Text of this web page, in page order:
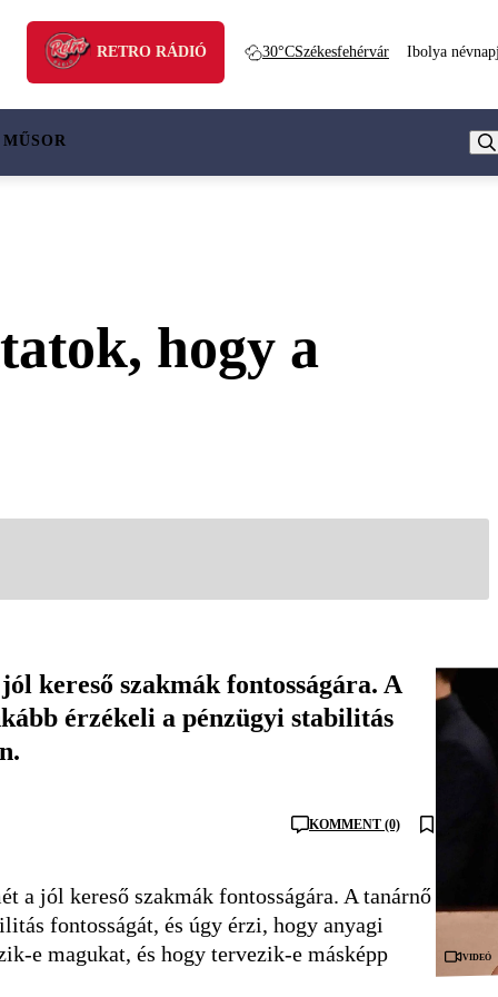
RETRO RÁDIÓ 30°CSzékesfehérvár Ibolya
hogy a
kereső szakmák fontosságára. A
érzékeli a pénzügyi stabilitás
KOMMENT (0)
a jól kereső szakmák fontosságára. A tanárnő
fontosságát, és úgy érzi, hogy anyagi
e magukat, és hogy tervezik-e másképp
Videó